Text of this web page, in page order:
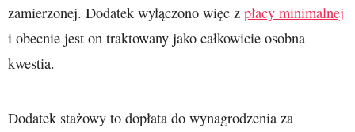
zamierzonej. Dodatek wyłączono więc z płacy minimalnej
i obecnie jest on traktowany jako całkowicie osobna
kwestia.
Dodatek stażowy to dopłata do wynagrodzenia za